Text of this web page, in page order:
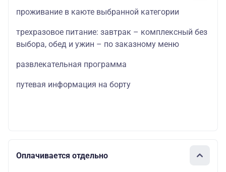
проживание в каюте выбранной категории
трехразовое питание: завтрак – комплексный без
выбора, обед и ужин – по заказному меню
развлекательная программа
путевая информация на борту
Оплачивается отдельно